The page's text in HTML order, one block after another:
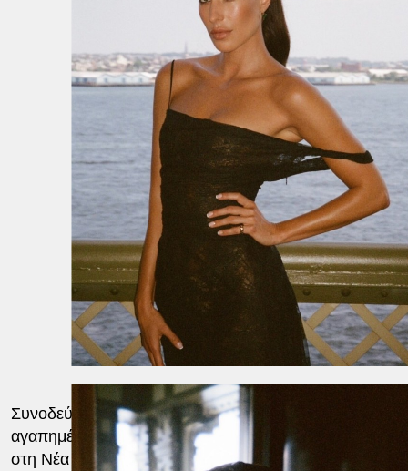
Συνοδεύοντας την ανάρτησή της, η Ζανολέτι έγραψε:
αγαπημένοι μου @inesdrmn & Brad Pitt για μια
στη Νέα Υόρκη». Η ντε Ραμόν, η οποία μέχρι σήμερα